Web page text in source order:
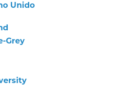
Unido
Grey